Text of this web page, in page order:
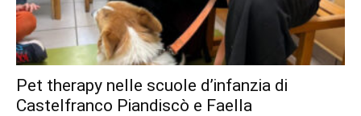
Pet therapy nelle scuole d’infanzia di
Castelfranco Piandiscò e Faella